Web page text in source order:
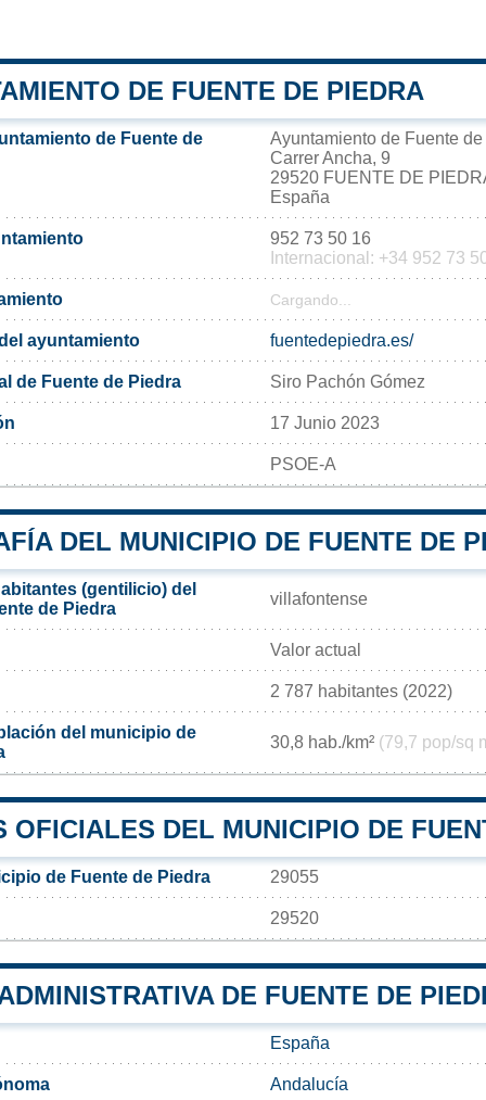
DE FUENTE DE PIEDRA
de Fuente de
Ayuntamiento de Fuente
Carrer Ancha, 9
29520 FUENTE DE
España
952 73 50 16
Internacional: +34 952 73
Cargando...
ayuntamiento fuentedepiedra.es/
de Fuente de Piedra Siro Pachón Gómez
17 Junio 2023
PSOE-A
DEL MUNICIPIO DE FUENTE DE
(gentilicio) del
de Piedra
villafontense
Valor actual
2 787 habitantes (2022)
del municipio de
30,8 hab./km² (79,7 pop/sq
OFICIALES DEL MUNICIPIO DE
de Fuente de Piedra 29055
29520
DE FUENTE DE
España
Andalucía